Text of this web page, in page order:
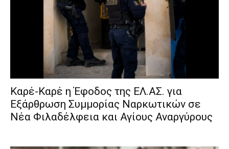
Καρέ-Καρέ η Έφοδος της ΕΛ.ΑΣ. για
Εξάρθρωση Συμμορίας Ναρκωτικών σε
Νέα Φιλαδέλφεια και Αγίους Αναργύρους